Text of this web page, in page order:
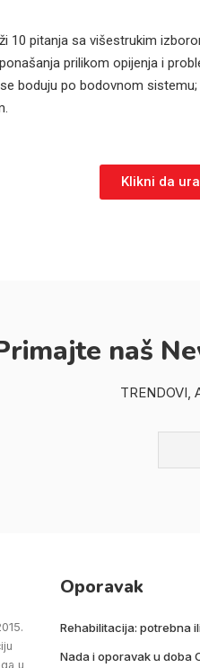
10 pitanja sa višestrukim
prilikom opijenja i
boduju po bodovnom
Klikni da
naš
TRENDOVI,
u
Oporavak
Rehabilitacija: potrebna
Nada i oporavak u doba